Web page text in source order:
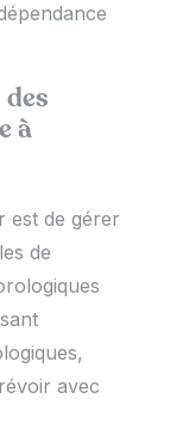
à
est de gérer
de
avec